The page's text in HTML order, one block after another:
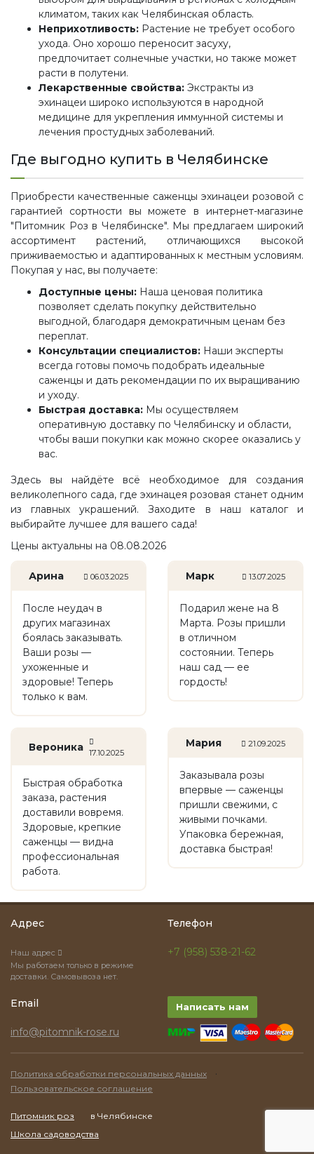
климатом, таких как Челябинская область.
Неприхотливость: Растение не требует особого
ухода. Оно хорошо переносит засуху,
предпочитает солнечные участки, но также может
расти в полутени.
Лекарственные свойства: Экстракты из
эхинацеи широко используются в народной
медицине для укрепления иммунной системы и
лечения простудных заболеваний.
Где выгодно купить в Челябинске
Приобрести качественные саженцы эхинацеи розовой с
гарантией сортности вы можете в интернет-магазине
"Питомник Роз в Челябинске". Мы предлагаем широкий
ассортимент растений, отличающихся высокой
приживаемостью и адаптированных к местным условиям.
Покупая у нас, вы получаете:
Доступные цены: Наша ценовая политика
позволяет сделать покупку действительно
выгодной, благодаря демократичным ценам без
переплат.
Консультации специалистов: Наши эксперты
всегда готовы помочь подобрать идеальные
саженцы и дать рекомендации по их выращиванию
и уходу.
Быстрая доставка: Мы осуществляем
оперативную доставку по Челябинску и области,
чтобы ваши покупки как можно скорее оказались у
вас.
Здесь вы найдёте всё необходимое для создания
великолепного сада, где эхинацея розовая станет одним
из главных украшений. Заходите в наш каталог и
выбирайте лучшее для вашего сада!
Цены актуальны на 08.08.2026
Арина 06.03.2025
После неудач в
других магазинах
боялась заказывать.
Ваши розы —
ухоженные и
здоровые! Теперь
только к вам.
Марк 13.07.2025
Подарил жене на 8
Марта. Розы пришли
в отличном
состоянии. Теперь
наш сад — ее
гордость!
Вероника 17.10.2025
Быстрая обработка
заказа, растения
доставили вовремя.
Здоровые, крепкие
саженцы — видна
профессиональная
работа.
Мария 21.09.2025
Заказывала розы
впервые — саженцы
пришли свежими, с
живыми почками.
Упаковка бережная,
доставка быстрая!
Адрес
Наш адрес
Мы работаем только в режиме
доставки. Самовывоза нет.
Телефон
+7 (958) 538-21-62
Email
info@pitomnik-rose.ru
Написать нам
Политика обработки персональных данных ·
Пользовательское соглашение
Питомник роз
в Челябинске
Школа садоводства